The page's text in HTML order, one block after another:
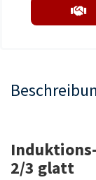
2/3 glatt